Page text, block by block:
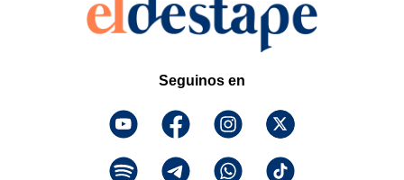
Seguinos en